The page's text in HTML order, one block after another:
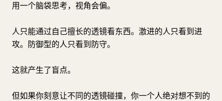
用一个脑袋思考，视角会偏。
人只能通过自己擅长的透镜看东西。激进的人只看到进
攻。防御型的人只看到防守。
这就产生了盲点。
但如果你刻意让不同的透镜碰撞，你一个人绝对想不到的